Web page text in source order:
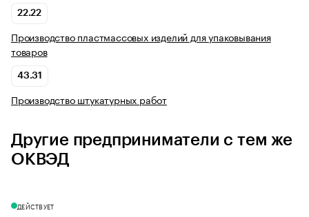
22.22
Производство пластмассовых изделий для упаковывания
товаров
43.31
Производство штукатурных работ
Другие предприниматели с тем же
ОКВЭД
ДЕЙСТВУЕТ